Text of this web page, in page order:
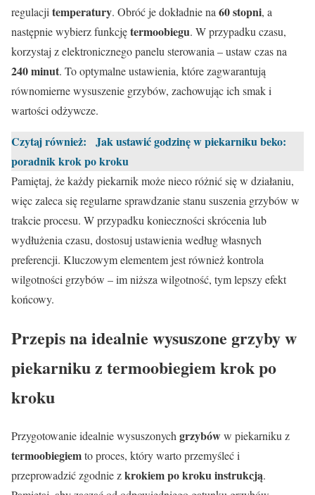
regulacji temperatury. Obróć je dokładnie na 60 stopni, a
następnie wybierz funkcjętermoobiegu. W przypadku czasu,
korzystaj z elektronicznego panelu sterowania – ustaw czas na
240 minut. To optymalne ustawienia, które zagwarantują
równomierne wysuszenie grzybów, zachowując ich smak i
wartości odżywcze.
Czytaj również:
Jak ustawić godzinę w piekarniku beko:
poradnik krok po kroku
Pamiętaj, że każdy piekarnik może nieco różnić się w działaniu,
więc zaleca się regularne sprawdzanie stanu suszenia grzybów w
trakcie procesu. W przypadku konieczności skrócenia lub
wydłużenia czasu, dostosuj ustawienia według własnych
preferencji. Kluczowym elementem jest również kontrola
wilgotności grzybów – im niższa wilgotność, tym lepszy efekt
końcowy.
Przepis na idealnie wysuszone grzyby w
piekarniku z termoobiegiem krok po
kroku
Przygotowanie idealnie wysuszonych grzybóww piekarniku z
termoobiegiemto proces, który warto przemyśleć i
przeprowadzić zgodnie zkrokiem po kroku instrukcją.